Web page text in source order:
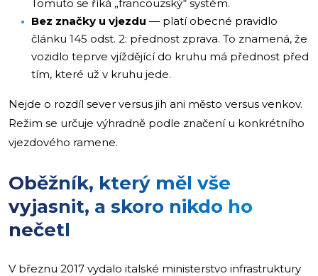
Tomuto se říká „francouzský“ systém.
Bez značky u vjezdu — platí obecné pravidlo
článku 145 odst. 2: přednost zprava. To znamená, že
vozidlo teprve vjíždějící do kruhu má přednost před
tím, které už v kruhu jede.
Nejde o rozdíl sever versus jih ani město versus venkov.
Režim se určuje výhradně podle značení u konkrétního
vjezdového ramene.
Oběžník, který měl vše
vyjasnit, a skoro nikdo ho
nečetl
V březnu 2017 vydalo italské ministerstvo infrastruktury